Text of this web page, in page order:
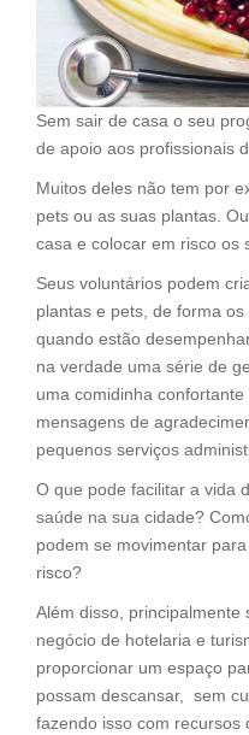
Sem sair de casa o seu
de apoio aos profissionais
Muitos deles não tem por
pets ou as suas plantas.
casa e colocar em risco os
Seus voluntários podem
plantas e pets, de forma
quando estão
na verdade uma série de
uma comidinha
mensagens de
pequenos serviços
O que pode facilitar a vida
saúde na sua cidade?
podem se movimentar
risco?
Além disso, principalmente
negócio de hotelaria e
proporcionar um espaço
possam descansar, sem
fazendo isso com recursos